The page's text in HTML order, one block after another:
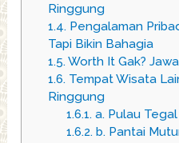
Ringgung
1.4.Pengalaman
Tapi Bikin Bahagia
1.5.Worth It Gak?
1.6.Tempat Wisata
Ringgung
1.6.1.a. Pulau Tegal
1.6.2.b. Pantai